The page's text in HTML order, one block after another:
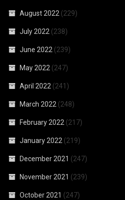
August 2022 (229)
July 2022 (238)
June 2022 (239)
May 2022 (247)
April 2022 (241)
March 2022 (248)
February 2022 (217)
January 2022 (219)
December 2021 (247)
November 2021 (239)
October 2021 (247)